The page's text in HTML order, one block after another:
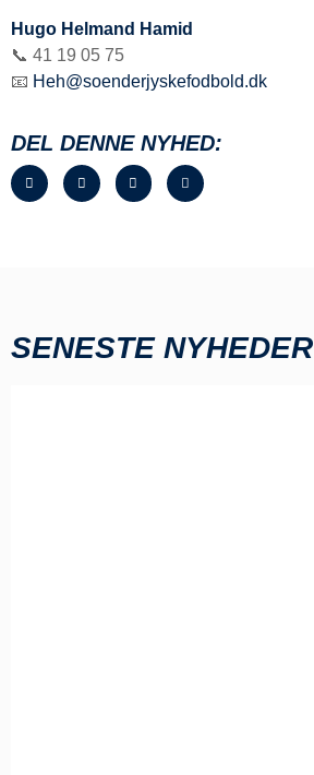
Hugo Helmand Hamid
📞 41 19 05 75
📧 Heh@soenderjyskefodbold.dk
DEL DENNE NYHED:
SENESTE NYHEDER